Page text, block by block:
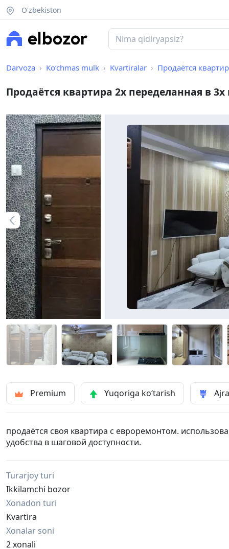
O'zbekiston
Darvoza Ko‘chmas mulk Kvartiralar Продаётся
Продаётся квартира 2х переделанная в
Premium Yuqoriga ko‘tarish
продаётся своя квартира с евроремонтом.
удобства в шаговой доступности.
Turarjoy turi
Ikkilamchi bozor
Xonadon turi
Kvartira
Xonalar soni
2 xonali